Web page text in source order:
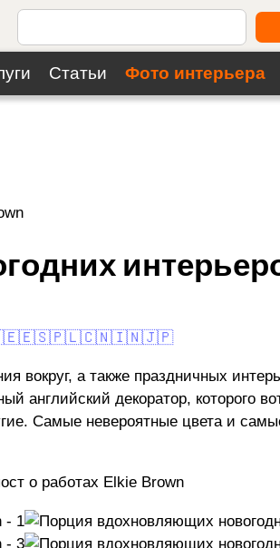
Статьи Фото интерьера
🇪🇸🇵🇱🇨🇳🇮🇳🇯🇵
вокруг, а также праздничных
английский декоратор, которого
Самые невероятные цвета и
о работах Elkie Brown